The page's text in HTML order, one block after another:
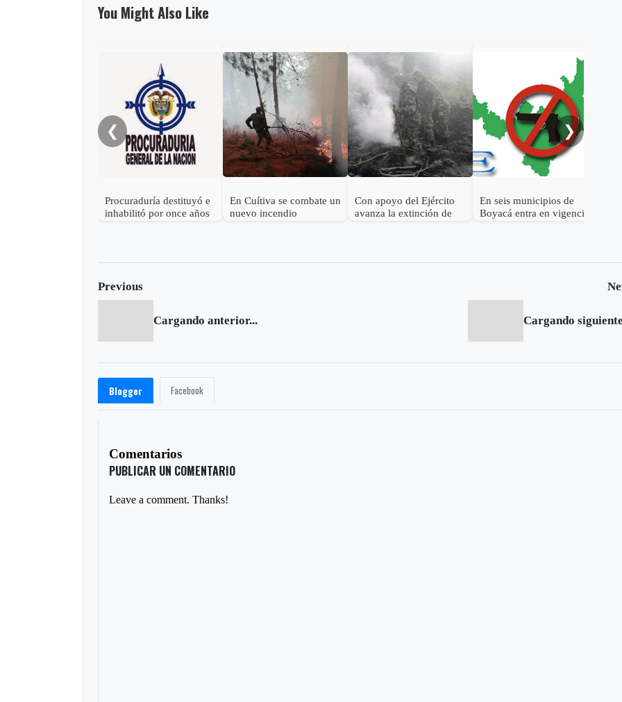
You Might Also Like
❮
Procuraduría destituyó e
inhabilitó por once años
En Cuítiva se combate un
nuevo incendio
Con apoyo del Ejército
avanza la extinción de
En seis municipios de
Boyacá entra en vigencia
❯
Previous
Cargando anterior... Cargando
Blogger Facebook
Comentarios
PUBLICAR UN COMENTARIO
Leave a comment. Thanks!